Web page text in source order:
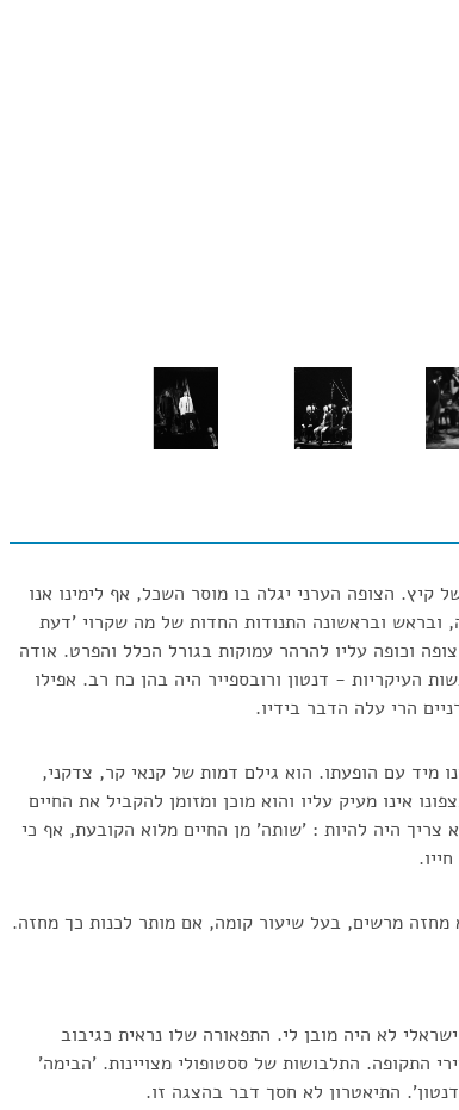
קיץ. הצופה הערני יגלה בו מוסר השכל, אף לימינו אנו
ובראש ובראשונה התנודות החדות של מה שקרוי 'דעת
וכופה עליו להרהר עמוקות בגורל הכלל והפרט. אודה
העיקריות - דנטון ורובספייר היה בהן כח רב. אפילו
הרי עלה הדבר בידיו.
מיד עם הופעתו. הוא גילם דמות של קנאי קר, צדקני,
אינו מעיק עליו והוא מוכן ומזומן להקביל את החיים
היה להיות : 'שותה' מן החיים מלוא הקובעת, אף כי
מחזה מרשים, בעל שיעור קומה, אם מותר לכנות כך מחזה.
לא היה מובן לי. התפאורה שלו נראית כגיבוב
התקופה. התלבושות של ססטופולי מצויינות. 'הבימה'
התיאטרון לא חסך דבר בהצגה זו.